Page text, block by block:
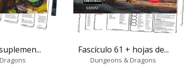
Fascículo 61 + hojas de...
Dungeons & Dragons